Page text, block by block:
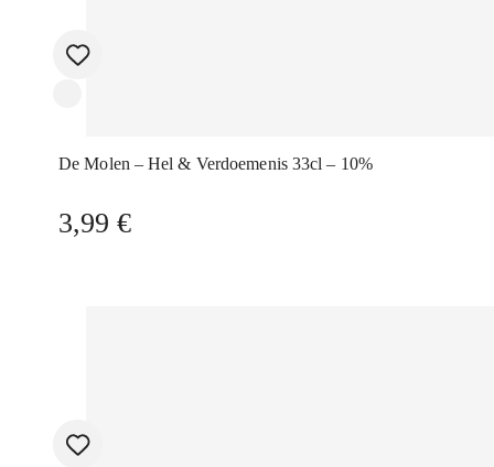
De Molen – Hel & Verdoemenis 33cl – 10%
3,99 €